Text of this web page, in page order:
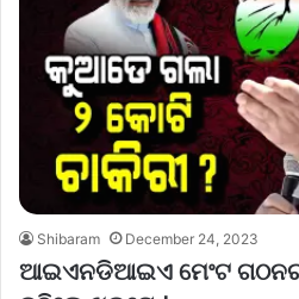
Shibaram December 24, 2023
ଆଇଏନଡିଆଇଏ ମେଂଟ